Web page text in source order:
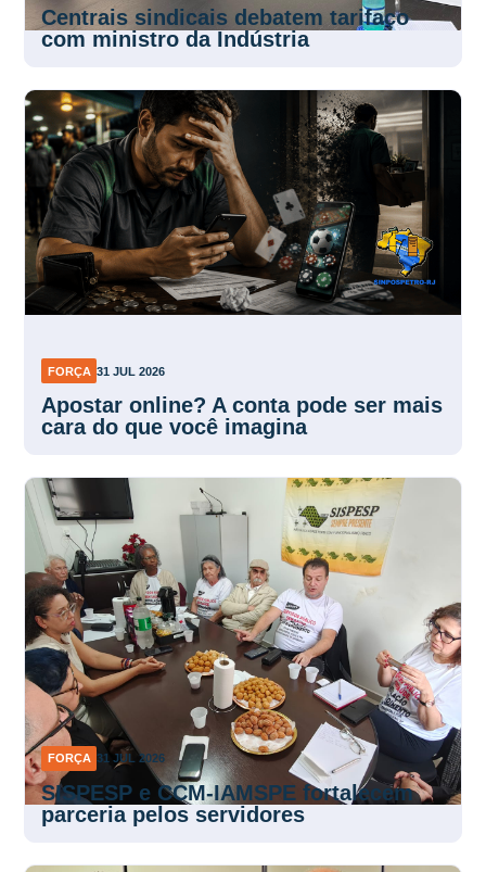
Centrais sindicais debatem tarifaço
com ministro da Indústria
FORÇA 31 JUL 2026
Apostar online? A conta pode ser mais
cara do que você imagina
FORÇA 31 JUL 2026
SISPESP e CCM-IAMSPE fortalecem
parceria pelos servidores